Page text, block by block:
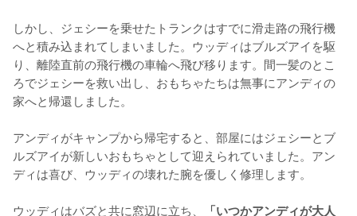
しかし、ジェシーを乗せたトランクはすでに滑走路の飛行機
へと積み込まれてしまいました。ウッディはブルズアイを駆
り、離陸直前の飛行機の車輪へ飛び移ります。間一髪のとこ
ろでジェシーを救い出し、おもちゃたちは無事にアンディの
家へと帰還しました。
アンディがキャンプから帰宅すると、部屋にはジェシーとブ
ルズアイが新しいおもちゃとして迎えられていました。アン
ディは喜び、ウッディの壊れた腕を優しく修理します。
ウッディはバズと共に窓辺に立ち、
「いつかアンディが大人